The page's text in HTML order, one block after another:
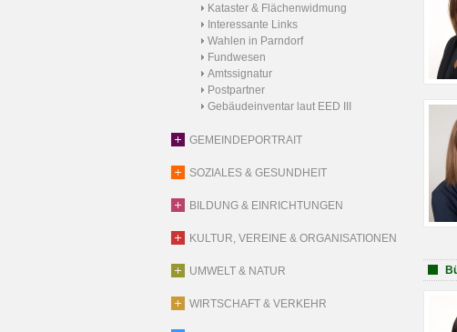
Kataster & Flächenwidmung
Interessante Links
Wahlen in Parndorf
Fundwesen
Amtssignatur
Postpartner
Gebäudeinventar laut EED III
GEMEINDEPORTRAIT
SOZIALES & GESUNDHEIT
BILDUNG & EINRICHTUNGEN
KULTUR, VEREINE & ORGANISATIONEN
UMWELT & NATUR
WIRTSCHAFT & VERKEHR